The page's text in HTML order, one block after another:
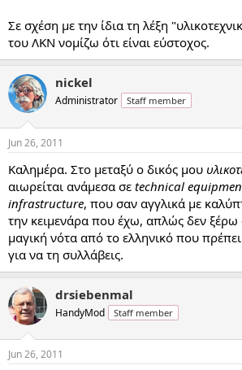
Σε σχέση με την ίδια τη λέξη
του ΛΚΝ νομίζω ότι είναι εύστοχος.
nickel
Administrator Staff member
Jun 26, 2011
Καλημέρα. Στο μεταξύ ο δικός μου
αιωρείται ανάμεσα σε technical
infrastructure, που σαν αγγλικά με
την κειμενάρα που έχω, απλώς δεν
μαγική νότα από το ελληνικό που πρέπει
για να τη συλλάβεις.
drsiebenmal
HandyMod Staff member
Jun 26, 2011